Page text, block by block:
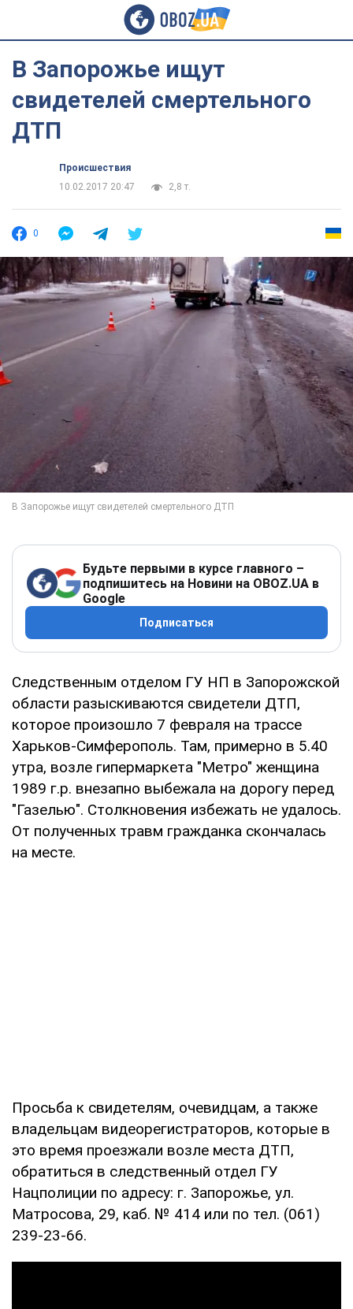
В Запорожье ищут
свидетелей смертельного
ДТП
Происшествия
10.02.2017 20:47
2,8 т.
0
Будьте первыми в курсе главного –
подпишитесь на Новини на OBOZ.UA в
Google
Подписаться
Следственным отделом ГУ НП в Запорожской
области разыскиваются свидетели ДТП,
которое произошло 7 февраля на трассе
Харьков-Симферополь. Там, примерно в 5.40
утра, возле гипермаркета "Метро" женщина
1989 г.р. внезапно выбежала на дорогу перед
"Газелью". Столкновения избежать не удалось.
От полученных травм гражданка скончалась
на месте.
Просьба к свидетелям, очевидцам, а также
владельцам видеорегистраторов, которые в
это время проезжали возле места ДТП,
обратиться в следственный отдел ГУ
Нацполиции по адресу: г. Запорожье, ул.
Матросова, 29, каб. № 414 или по тел. (061)
239-23-66.